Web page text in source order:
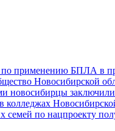
по применению БПЛА в
Новосибирской
новосибирцы
семей по нацпроекту